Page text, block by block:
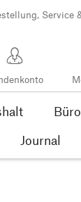
Service
Büro
Journal